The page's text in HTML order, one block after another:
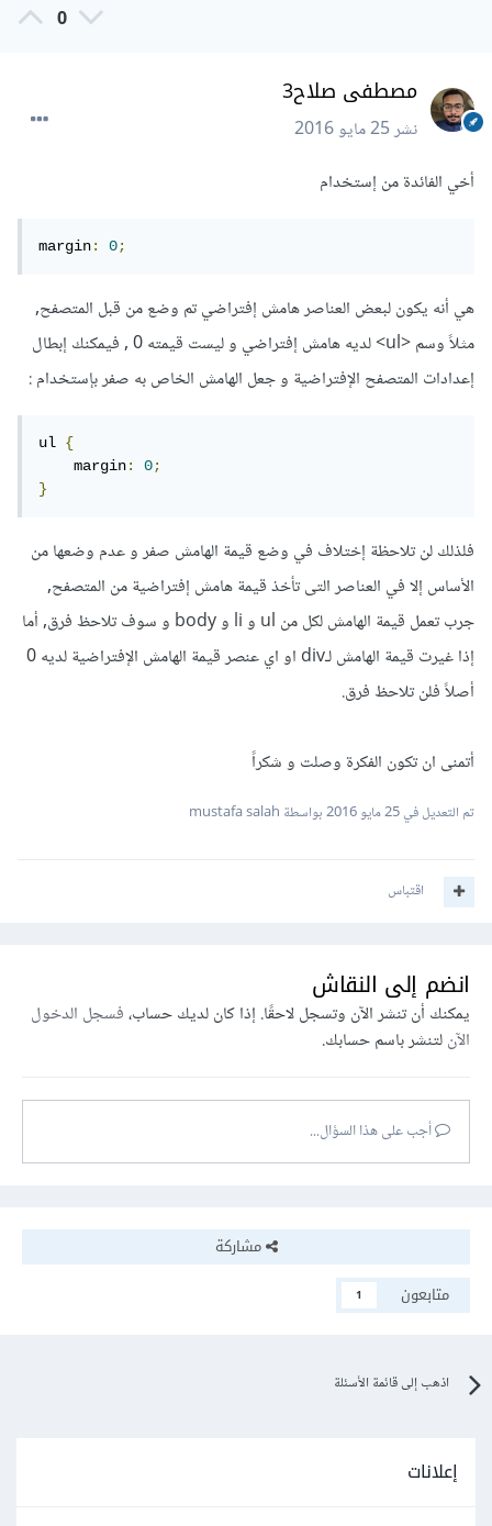
0
مصطفى صلاح3
نشر25 مايو 2016
أخي الفائدة من إستخدام
margin: 0;
هي أنه يكون لبعض العناصر هامش إفتراضي تم وضع من قبل المتصفح,
مثلاً وسم <ul> لديه هامش إفتراضي و ليست قيمته 0 , فيمكنك إبطال
إعدادات المتصفح الإفتراضية و جعل الهامش الخاص به صفر بإستخدام :
ul {
    margin
: 0;
}
فلذلك لن تلاحظة إختلاف في وضع قيمة الهامش صفر و عدم وضعها من
الأساس إلا في العناصر التى تأخذ قيمة هامش إفتراضية من المتصفح,
جرب تعمل قيمة الهامش لكل من ul و li و body و سوف تلاحظ فرق, أما
إذا غيرت قيمة الهامش لـdiv او اي عنصر قيمة الهامش الإفتراضية لديه 0
أصلاً فلن تلاحظ فرق.
أتمنى ان تكون الفكرة وصلت و شكراً
تم التعديل في25 مايو 2016 بواسطة mustafa salah
اقتباس
انضم إلى النقاش
يمكنك أن تنشر الآن وتسجل لاحقًا. إذا كان لديك حساب،فسجل الدخول
الآنلتنشر باسم حسابك.
أجب على هذا السؤال...
مشاركة
متابعون
1
اذهب إلى قائمة الأسئلة
إعلانات